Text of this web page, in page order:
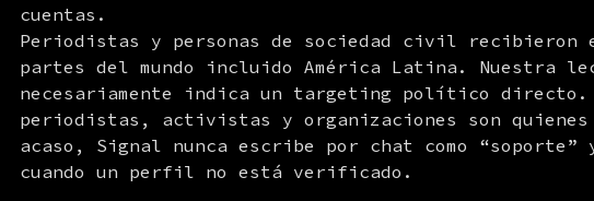
cuentas.
Periodistas y personas de sociedad civil recibieron
partes del mundo incluido América Latina. Nuestra
necesariamente indica un targeting político directo.
periodistas, activistas y organizaciones son
acaso, Signal nunca escribe por chat como
cuando un perfil no está verificado.